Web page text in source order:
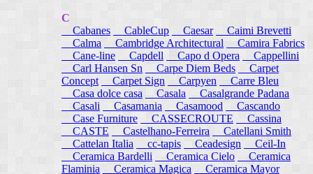
C
Cabanes
CableCup Caesar
Caimi Brevetti
Calma
Cambridge Architectural
Camira Fabrics
Cane-line
Capdell Capo d Opera
Cappellini
Carl Hansen Sn
Carpe Diem Beds
Carpet
Concept
Carpet Sign Carpyen
Carre Bleu
Casa dolce casa
Casala
Casalgrande Padana
Casali
Casamania Casamood
Cascando
Case Furniture
CASSECROUTE
Cassina
CASTE
Castelhano-Ferreira
Catellani Smith
Cattelan Italia
cc-tapis Ceadesign
Ceil-In
Ceramica Bardelli
Ceramica Cielo
Ceramica
Flaminia
Ceramica Magica
Ceramica Mayor